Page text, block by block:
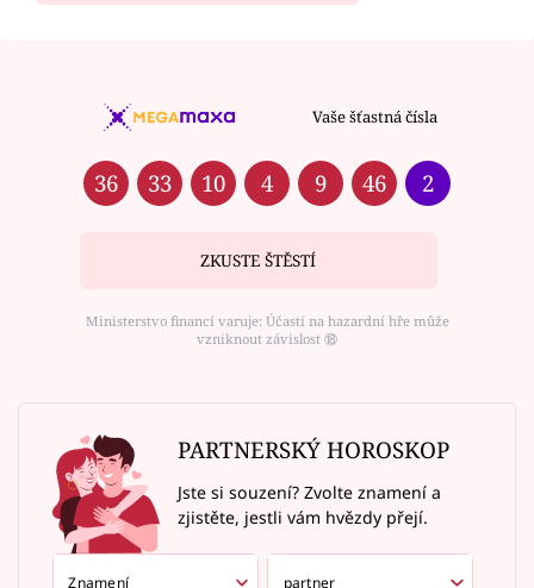
Vaše šťastná čísla
36 33 10 4 9 46 2
ZKUSTE ŠTĚSTÍ
Ministerstvo financí varuje: Účastí na hazardní hře může
vzniknout závislost ⑱
PARTNERSKÝ HOROSKOP
Jste si souzení? Zvolte znamení a
zjistěte, jestli vám hvězdy přejí.